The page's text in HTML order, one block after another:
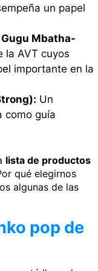
un papel
Mbatha-
la AVT cuyos
importante en la
Un
como guía
lista de productos
qué elegirnos
algunas de las
pop de